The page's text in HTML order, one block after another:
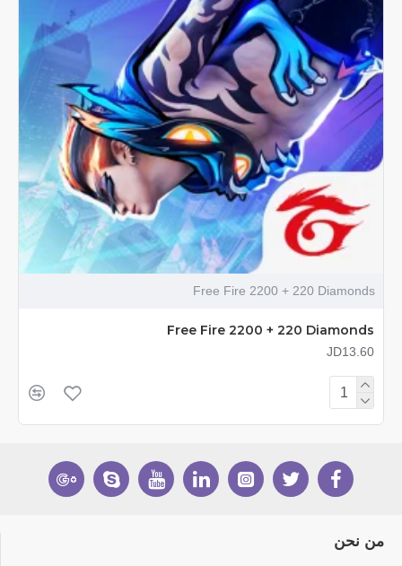
Free Fire 2200 + 220 Diamonds
Free Fire 2200 + 220 Diamonds
JD13.60
من نحن